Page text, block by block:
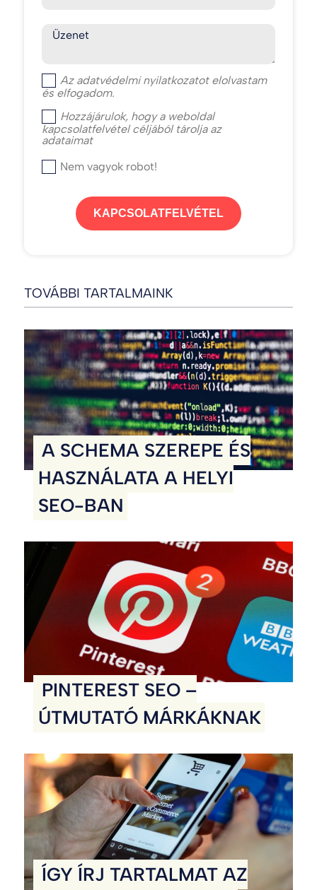
Üzenet
Az adatvédelmi nyilatkozatot elolvastam
és elfogadom.
Hozzájárulok, hogy a weboldal
kapcsolatfelvétel céljából tárolja az
adataimat
Nem vagyok robot!
KAPCSOLATFELVÉTEL
TOVÁBBI TARTALMAINK
A SCHEMA SZEREPE ÉS
HASZNÁLATA A HELYI
SEO-BAN
PINTEREST SEO –
ÚTMUTATÓ MÁRKÁKNAK
ÍGY ÍRJ TARTALMAT AZ